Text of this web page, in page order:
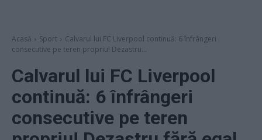
Acasă Sport
Calvarul lui FC Liverpool continuă: 6 înfrângeri
consecutive pe teren propriu! Dezastru...
Calvarul lui FC Liverpool
continuă: 6 înfrângeri
consecutive pe teren